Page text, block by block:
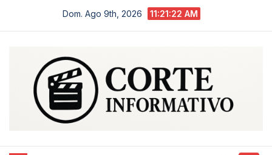
Dom. Ago 9th, 2026 11:21:22 AM